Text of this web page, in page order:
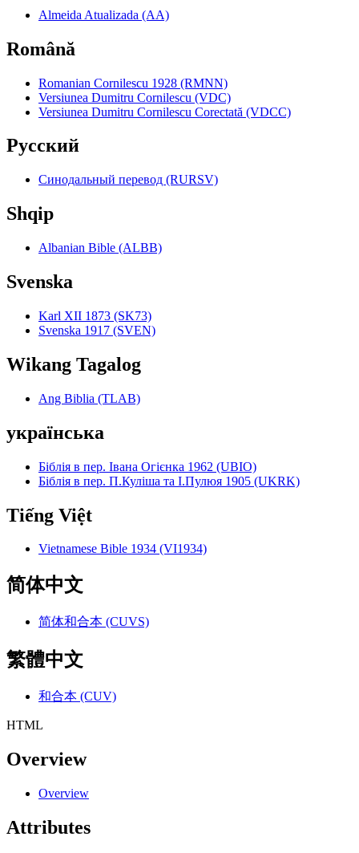
Almeida Atualizada (AA)
Română
Romanian Cornilescu 1928 (RMNN)
Versiunea Dumitru Cornilescu (VDC)
Versiunea Dumitru Cornilescu Corectată (VDCC)
Pyccкий
Синодальный перевод (RURSV)
Shqip
Albanian Bible (ALBB)
Svenska
Karl XII 1873 (SK73)
Svenska 1917 (SVEN)
Wikang Tagalog
Ang Biblia (TLAB)
українська
Біблія в пер. Івана Огієнка 1962 (UBIO)
Біблія в пер. П.Куліша та І.Пулюя 1905 (UKRK)
Tiếng Việt
Vietnamese Bible 1934 (VI1934)
简体中文
简体和合本 (CUVS)
繁體中文
和合本 (CUV)
HTML
Overview
Overview
Attributes